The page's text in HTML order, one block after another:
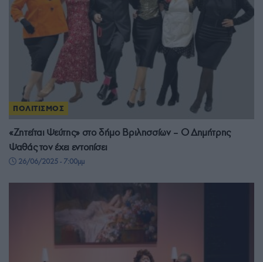
ΠΟΛΙΤΙΣΜΟΣ
«Ζητείται Ψεύτης» στο δήμο Βριλησσίων – Ο Δημήτρης
Ψαθάς τον έχει εντοπίσει
26/06/2025 - 7:00μμ